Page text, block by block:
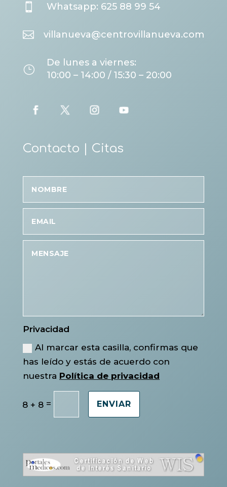
 Whatsapp: 625 88 99 54
 villanueva@centrovillanueva.com
}
De lunes a viernes:
10:00 – 14:00 / 15:30 – 20:00
Contacto | Citas
Privacidad
Al marcar esta casilla, confirmas que
has leído y estás de acuerdo con
nuestra Política de privacidad
8 + 8 = ENVIAR